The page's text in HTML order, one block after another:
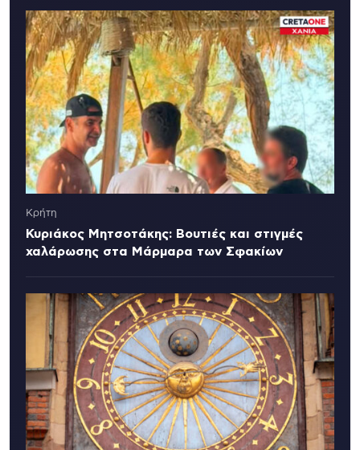
Κρήτη
Κυριάκος Μητσοτάκης: Βουτιές και στιγμές
χαλάρωσης στα Μάρμαρα των Σφακίων